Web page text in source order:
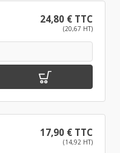
24,80 € TTC
(20,67 HT)
17,90 € TTC
(14,92 HT)